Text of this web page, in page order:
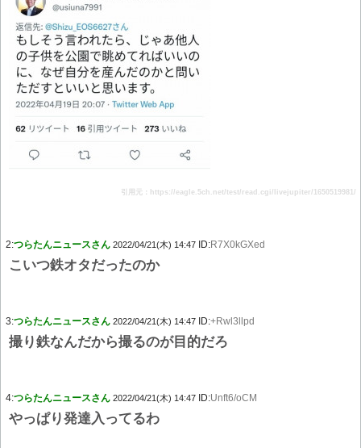
引用元：https://eagle.5ch.net/test/read.cgi/livejupiter/1650519981/
2:つらたんニュースさん 2022/04/21(木) 14:47 ID:R7X0kGXed
こいつ鉄オタだったのか
3:つらたんニュースさん 2022/04/21(木) 14:47 ID:+Rwl3llpd
撮り鉄なんだから撮るのが目的だろ
4:つらたんニュースさん 2022/04/21(木) 14:47 ID:Unft6/oCM
やっぱり発達入ってるわ